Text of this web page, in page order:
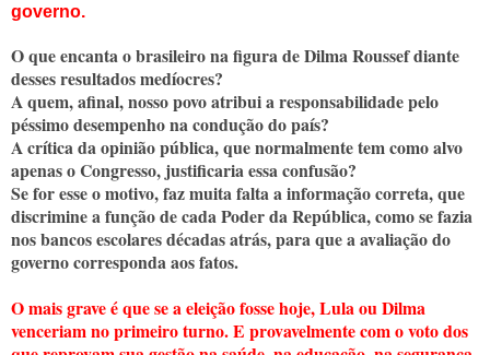
governo.
O que encanta o brasileiro na figura de Dilma Roussef diante
desses resultados medíocres?
A quem, afinal, nosso povo atribui a responsabilidade pelo
péssimo desempenho na condução do país?
A crítica da opinião pública, que normalmente tem como alvo
apenas o Congresso, justificaria essa confusão?
Se for esse o motivo, faz muita falta a informação correta, que
discrimine a função de cada Poder da República, como se fazia
nos bancos escolares décadas atrás, para que a avaliação do
governo corresponda aos fatos.
O mais grave é que se a eleição fosse hoje, Lula ou Dilma
venceriam no primeiro turno. E provavelmente com o voto dos